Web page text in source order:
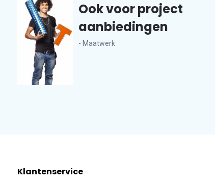
Ook voor project
aanbiedingen
- Maatwerk
Klantenservice